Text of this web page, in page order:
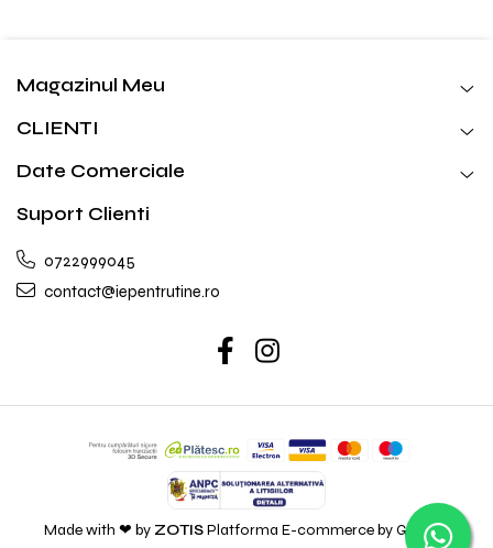
Magazinul Meu
CLIENTI
Date Comerciale
Suport Clienti
0722999045
contact@iepentrutine.ro
Made with ❤ by ZOTISPlatforma E-commerce by Gomag